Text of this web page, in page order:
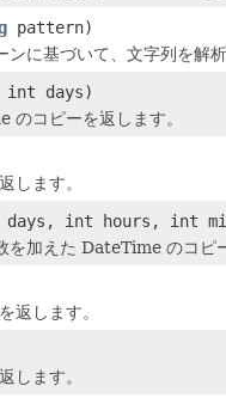
pattern)
に基づいて、文字列を解
int days)
コピーを返します。
します。
int hours, int
加えた DateTime のコピ
返します。
します。